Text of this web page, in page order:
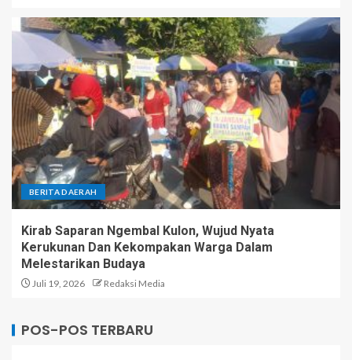
BERITA DAERAH
Kirab Saparan Ngembal Kulon, Wujud Nyata
Kerukunan Dan Kekompakan Warga Dalam
Melestarikan Budaya
Juli 19, 2026 Redaksi Media
POS-POS TERBARU